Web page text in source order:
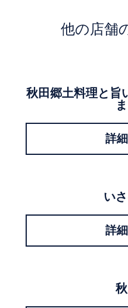
他の店舗
秋田郷土料理と
詳
いさ
詳